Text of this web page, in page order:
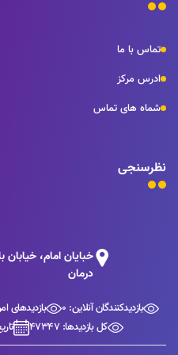
تماس با ما
ادرس مرکز
شماه های تماس
نظرسنجی
خبایان امام،
درمان
بازدیدکنندگان آنلاین: 0 بازدیدهای
کل بازدیدها: 47347
تاریخ